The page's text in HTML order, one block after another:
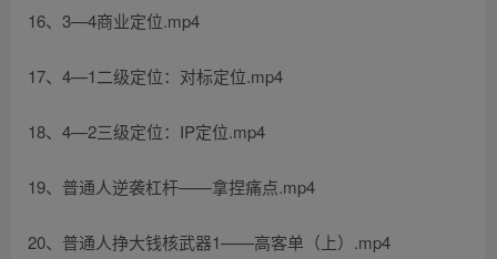
16、3—4商业定位.mp4
17、4—1二级定位：对标定位.mp4
18、4—2三级定位：IP定位.mp4
19、普通人逆袭杠杆——拿捏痛点.mp4
20、普通人挣大钱核武器1——高客单（上）.mp4